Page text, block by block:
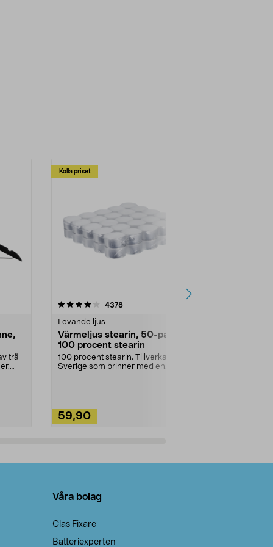
trä
Kolla priset
4378recensioner
Levande ljus
Värmeljus stearin, 50-pack,
100 procent stearin
100 procent stearin. Tillverkade i
Sverige som brinner med en
59,90
4.5av 5 stjärnor
Våra bolag
Clas Fixare
Batteriexperten